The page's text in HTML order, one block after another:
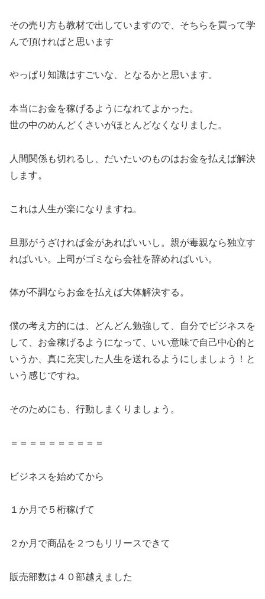
その売り方も教材で出していますので、そちらを買って学
んで頂ければと思います
やっぱり知識はすごいな、となるかと思います。
本当にお金を稼げるようになれてよかった。
世の中のめんどくさいがほとんどなくなりました。
人間関係も切れるし、だいたいのものはお金を払えば解決
します。
これは人生が楽になりますね。
旦那がうざければ金があればいいし。親が毒親なら独立す
ればいい。上司がゴミなら会社を辞めればいい。
体が不調ならお金を払えば大体解決する。
僕の考え方的には、どんどん勉強して、自分でビジネスを
して、お金稼げるようになって、いい意味で自己中心的と
いうか、真に充実した人生を送れるようにしましょう！と
いう感じですね。
そのためにも、行動しまくりましょう。
＝＝＝＝＝＝＝＝＝＝
ビジネスを始めてから
１か月で５桁稼げて
２か月で商品を２つもリリースできて
販売部数は４０部越えました